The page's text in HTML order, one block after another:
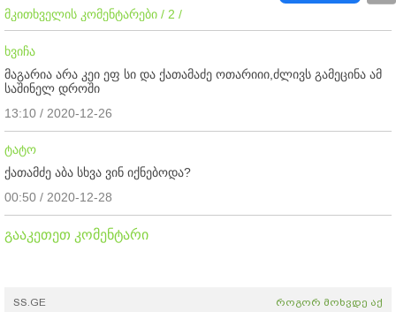
მკითხველის კომენტარები / 2 /
ხვიჩა
მაგარია არა კეი ეფ სი და ქათამაძე ოთარიიი,ძლივს გამეცინა ამ
საშინელ დროში
13:10 / 2020-12-26
ტატო
ქათამძე აბა სხვა ვინ იქნებოდა?
00:50 / 2020-12-28
გააკეთეთ კომენტარი
SS.GE როგორ მოხვდე აქ